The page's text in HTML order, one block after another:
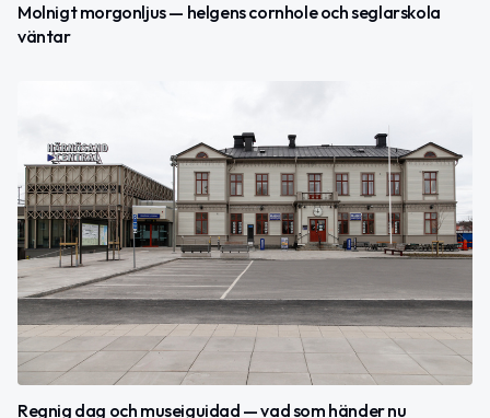
Molnigt morgonljus — helgens cornhole och seglarskola
väntar
Regnig dag och museiguidad — vad som händer nu